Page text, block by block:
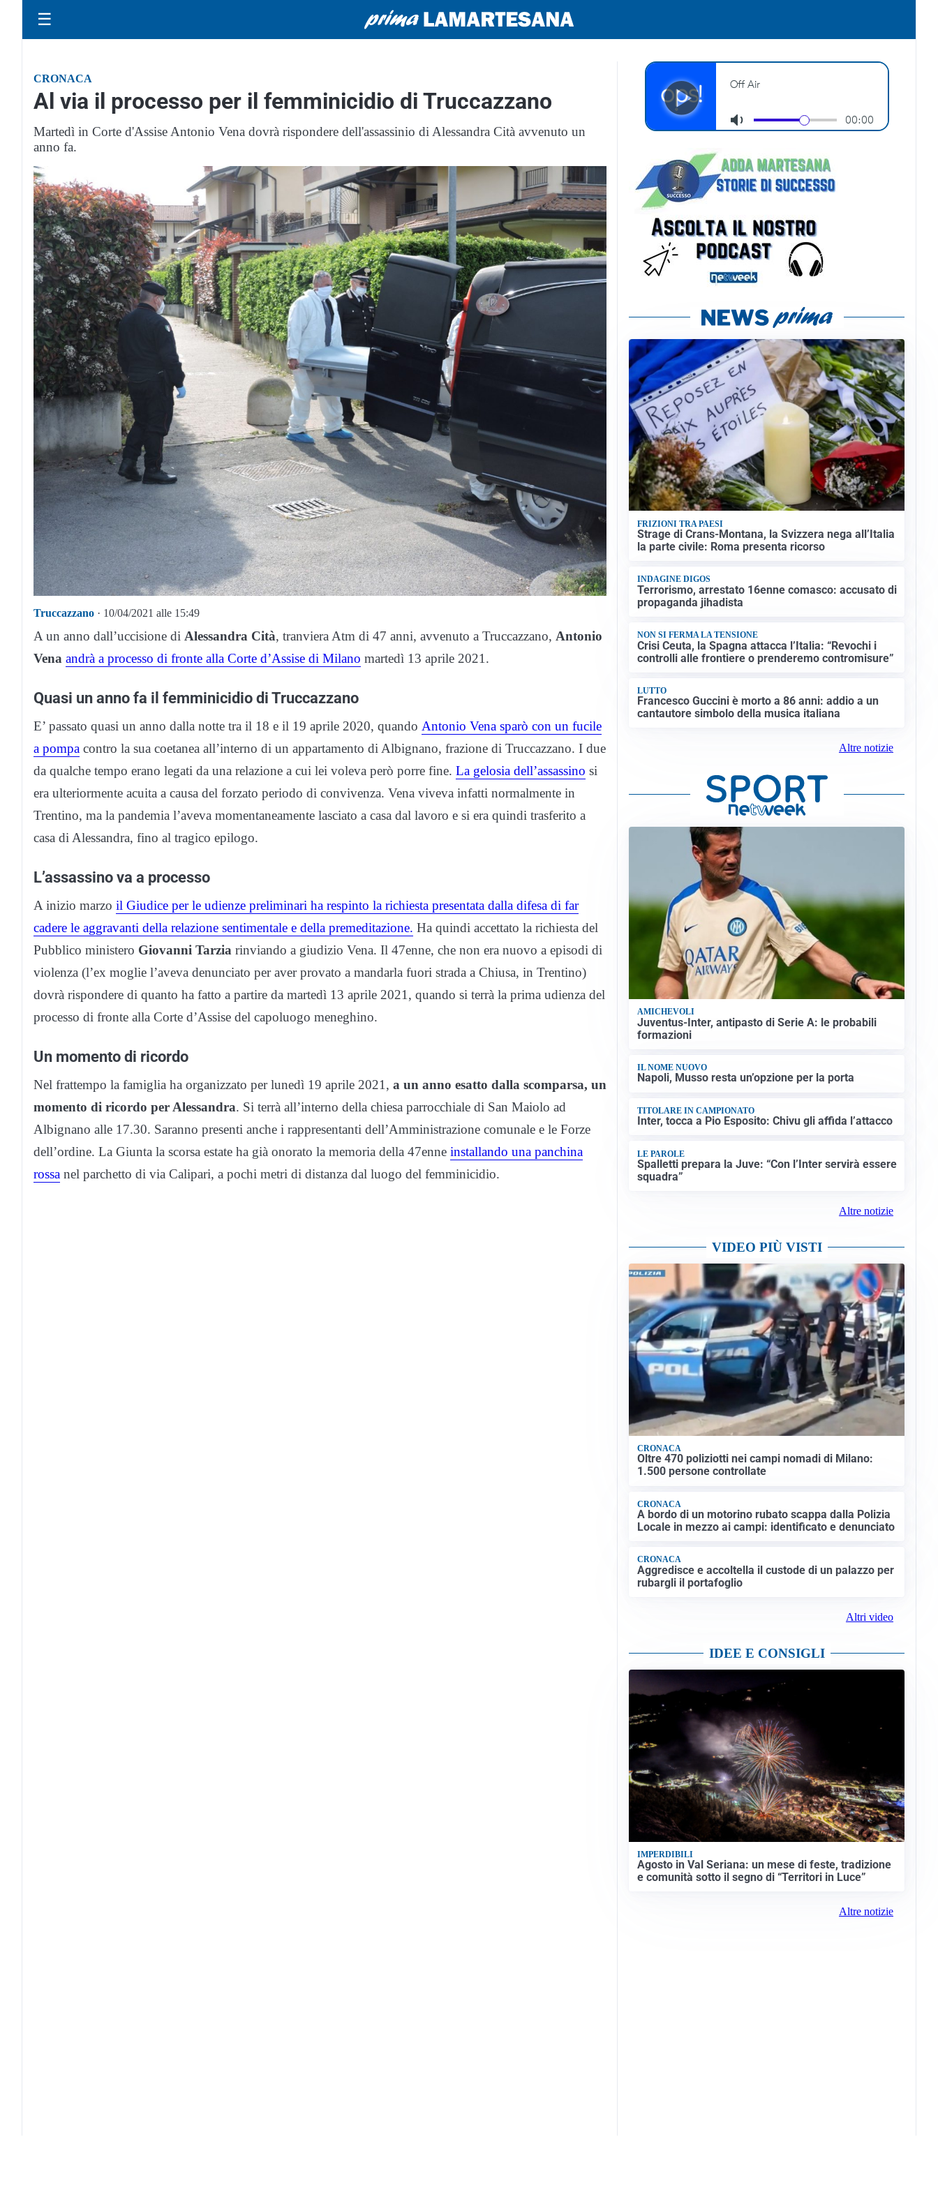
☰
CRONACA
Al via il processo per il femminicidio di Truccazzano
Martedì in Corte d'Assise Antonio Vena dovrà rispondere dell'assassinio di Alessandra Cità avvenuto un
anno fa.
Truccazzano · 10/04/2021 alle 15:49
A un anno dall’uccisione di Alessandra Cità, tranviera Atm di 47 anni, avvenuto a Truccazzano, Antonio
Vena andrà a processo di fronte alla Corte d’Assise di Milano martedì 13 aprile 2021.
Quasi un anno fa il femminicidio di Truccazzano
E’ passato quasi un anno dalla notte tra il 18 e il 19 aprile 2020, quando Antonio Vena sparò con un fucile
a pompa contro la sua coetanea all’interno di un appartamento di Albignano, frazione di Truccazzano. I due
da qualche tempo erano legati da una relazione a cui lei voleva però porre fine. La gelosia dell’assassino si
era ulteriormente acuita a causa del forzato periodo di convivenza. Vena viveva infatti normalmente in
Trentino, ma la pandemia l’aveva momentaneamente lasciato a casa dal lavoro e si era quindi trasferito a
casa di Alessandra, fino al tragico epilogo.
L’assassino va a processo
A inizio marzo il Giudice per le udienze preliminari ha respinto la richiesta presentata dalla difesa di far
cadere le aggravanti della relazione sentimentale e della premeditazione. Ha quindi accettato la richiesta del
Pubblico ministero Giovanni Tarzia rinviando a giudizio Vena. Il 47enne, che non era nuovo a episodi di
violenza (l’ex moglie l’aveva denunciato per aver provato a mandarla fuori strada a Chiusa, in Trentino)
dovrà rispondere di quanto ha fatto a partire da martedì 13 aprile 2021, quando si terrà la prima udienza del
processo di fronte alla Corte d’Assise del capoluogo meneghino.
Un momento di ricordo
Nel frattempo la famiglia ha organizzato per lunedì 19 aprile 2021, a un anno esatto dalla scomparsa, un
momento di ricordo per Alessandra. Si terrà all’interno della chiesa parrocchiale di San Maiolo ad
Albignano alle 17.30. Saranno presenti anche i rappresentanti dell’Amministrazione comunale e le Forze
dell’ordine. La Giunta la scorsa estate ha già onorato la memoria della 47enne installando una panchina
rossa nel parchetto di via Calipari, a pochi metri di distanza dal luogo del femminicidio.
FRIZIONI TRA PAESI
Strage di Crans-Montana, la Svizzera nega all’Italia
la parte civile: Roma presenta ricorso
INDAGINE DIGOS
Terrorismo, arrestato 16enne comasco: accusato di
propaganda jihadista
NON SI FERMA LA TENSIONE
Crisi Ceuta, la Spagna attacca l’Italia: “Revochi i
controlli alle frontiere o prenderemo contromisure”
LUTTO
Francesco Guccini è morto a 86 anni: addio a un
cantautore simbolo della musica italiana
Altre notizie
AMICHEVOLI
Juventus-Inter, antipasto di Serie A: le probabili
formazioni
IL NOME NUOVO
Napoli, Musso resta un’opzione per la porta
TITOLARE IN CAMPIONATO
Inter, tocca a Pio Esposito: Chivu gli affida l’attacco
LE PAROLE
Spalletti prepara la Juve: “Con l’Inter servirà essere
squadra”
Altre notizie
VIDEO PIÙ VISTI
CRONACA
Oltre 470 poliziotti nei campi nomadi di Milano:
1.500 persone controllate
CRONACA
A bordo di un motorino rubato scappa dalla Polizia
Locale in mezzo ai campi: identificato e denunciato
CRONACA
Aggredisce e accoltella il custode di un palazzo per
rubargli il portafoglio
Altri video
IDEE E CONSIGLI
IMPERDIBILI
Agosto in Val Seriana: un mese di feste, tradizione
e comunità sotto il segno di “Territori in Luce”
Altre notizie